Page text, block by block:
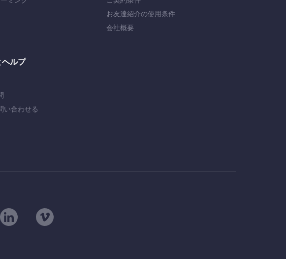
お友達紹介の使用条件
会社概要
ルプ
い合わせる